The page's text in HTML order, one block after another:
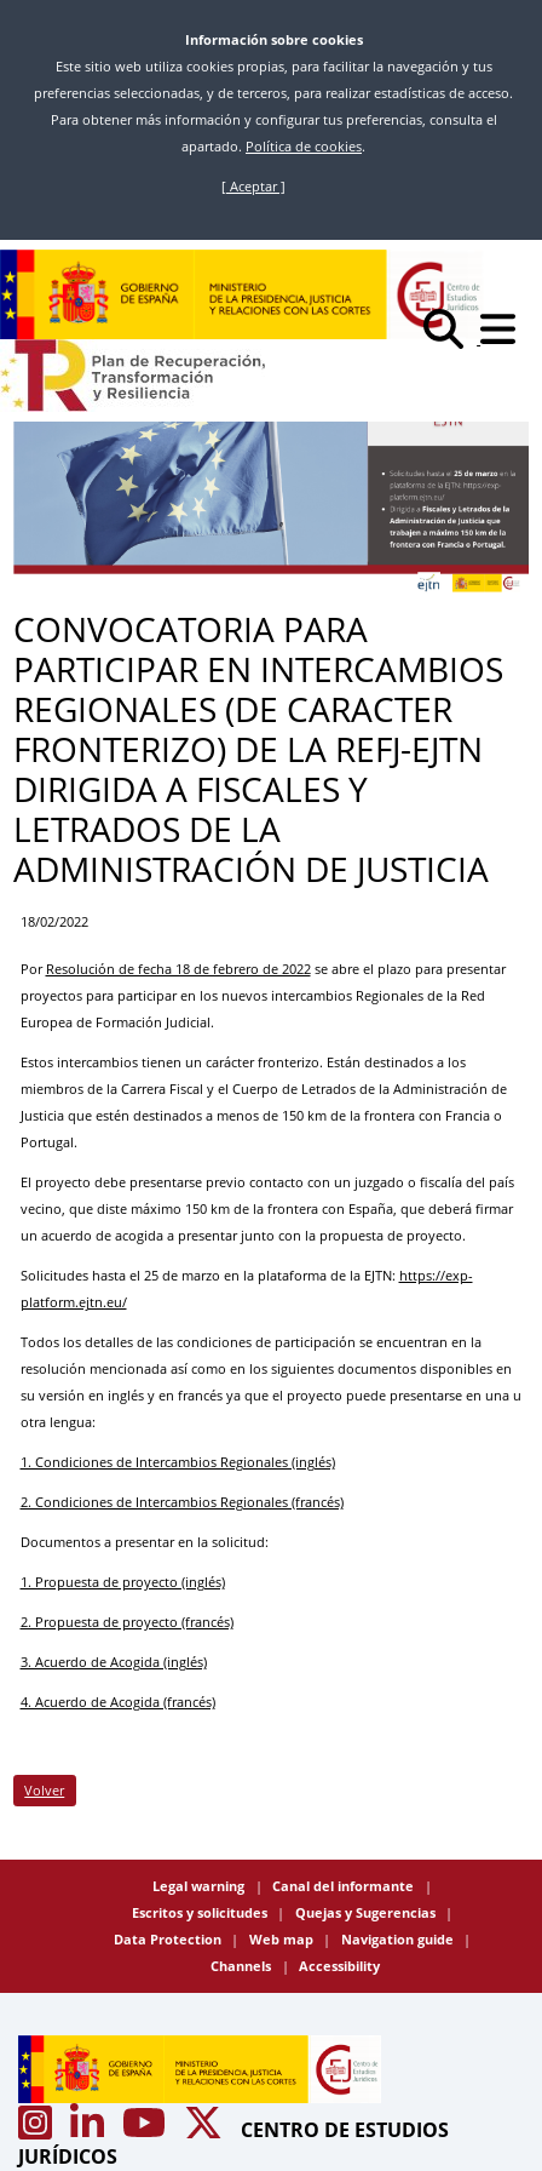
main
Información sobre cookies
Este sitio web utiliza cookies propias, para facilitar la navegación y tus
preferencias seleccionadas, y de terceros, para realizar estadísticas de acceso.
Para obtener más información y configurar tus preferencias, consulta el
apartado. Política de cookies.
[ Aceptar ]
CONVOCATORIA PARA PARTICIPAR EN INTERCAMBIOS REGIONALES
(DE CARACTER FRONTERIZO) DE LA REFJ-EJTN DIRIGIDA A FISCALES Y
LETRADOS DE LA ADMINISTRACIÓN DE JUSTICIA
CONVOCATORIA PARA
PARTICIPAR EN INTERCAMBIOS
REGIONALES (DE CARACTER
FRONTERIZO) DE LA REFJ-EJTN
DIRIGIDA A FISCALES Y
LETRADOS DE LA
ADMINISTRACIÓN DE JUSTICIA
18/02/2022
Por Resolución de fecha 18 de febrero de 2022se abre el plazo para presentar
proyectos para participar en los nuevos intercambios Regionales de la Red
Europea de Formación Judicial.
Estos intercambios tienen un carácter fronterizo. Están destinados a los
miembros de la Carrera Fiscal y el Cuerpo de Letrados de la Administración de
Justicia que estén destinados a menos de 150 km de la frontera con Francia o
Portugal.
El proyecto debe presentarse previo contacto con un juzgado o fiscalía del país
vecino, que diste máximo 150 km de la frontera con España, que deberá firmar
un acuerdo de acogida a presentar junto con la propuesta de proyecto.
Solicitudes hasta el 25 de marzo en la plataforma de la EJTN: https://exp-
platform.ejtn.eu/
Todos los detalles de las condiciones de participación se encuentran en la
resolución mencionada así como en los siguientes documentos disponibles en
su versión en inglés y en francés ya que el proyecto puede presentarse en una u
otra lengua:
1. Condiciones de Intercambios Regionales (inglés)
2. Condiciones de Intercambios Regionales (francés)
Documentos a presentar en la solicitud:
1. Propuesta de proyecto (inglés)
2. Propuesta de proyecto (francés)
3. Acuerdo de Acogida (inglés)
4. Acuerdo de Acogida (francés)
Volver
Legal warning
Canal del informante
Escritos y solicitudes
Quejas y Sugerencias
Data Protection
Web map
Navigation guide
Channels
Accessibility
CENTRO DE ESTUDIOS
JURÍDICOS